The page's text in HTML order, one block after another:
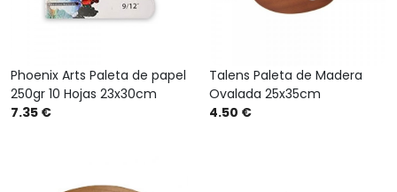
Phoenix Arts Paleta de papel
250gr 10 Hojas 23x30cm
7.35 €
Talens Paleta de Madera
Ovalada 25x35cm
4.50 €